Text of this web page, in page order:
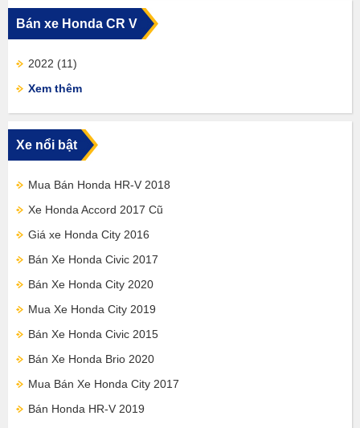
Bán xe Honda CR V
2022 (11)
Xem thêm
Xe nổi bật
Mua Bán Honda HR-V 2018
Xe Honda Accord 2017 Cũ
Giá xe Honda City 2016
Bán Xe Honda Civic 2017
Bán Xe Honda City 2020
Mua Xe Honda City 2019
Bán Xe Honda Civic 2015
Bán Xe Honda Brio 2020
Mua Bán Xe Honda City 2017
Bán Honda HR-V 2019